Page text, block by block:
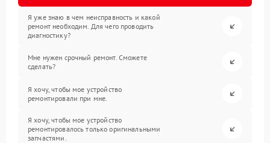
Я уже знаю в чем неисправность и какой
ремонт необходим. Для чего проводить
диагностику?
Мне нужен срочный ремонт. Сможете
сделать?
Я хочу, чтобы мое устройство
ремонтировали при мне.
Я хочу, чтобы мое устройство
ремонтировалось только оригинальными
запчастями.